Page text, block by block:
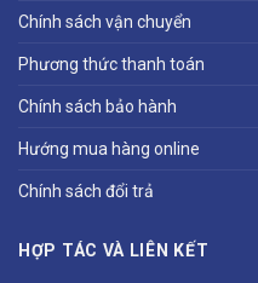
Chính sách vận chuyển
Phương thức thanh toán
Chính sách bảo hành
Hướng mua hàng online
Chính sách đổi trả
HỢP TÁC VÀ LIÊN KẾT